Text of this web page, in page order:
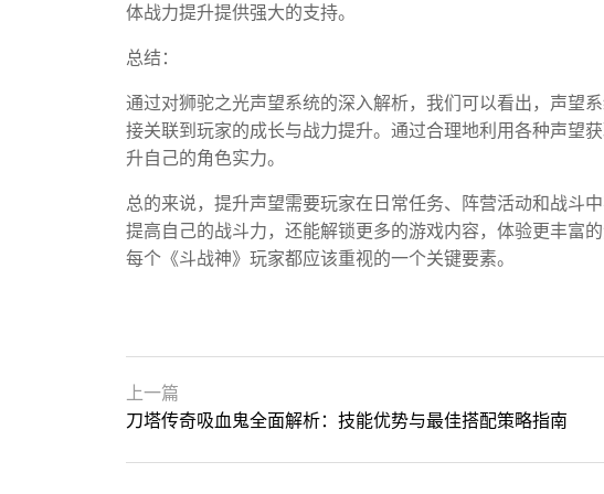
体战力提升提供强大的支持。
总结：
通过对狮驼之光声望系统的深入解析，我们可以看出，声望
接关联到玩家的成长与战力提升。通过合理地利用各种声望
升自己的角色实力。
总的来说，提升声望需要玩家在日常任务、阵营活动和战斗
提高自己的战斗力，还能解锁更多的游戏内容，体验更丰富
每个《斗战神》玩家都应该重视的一个关键要素。
上一篇
刀塔传奇吸血鬼全面解析：技能优势与最佳搭配策略指南